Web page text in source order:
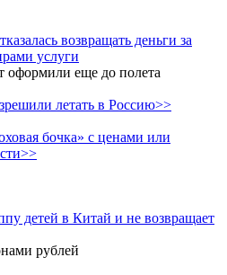
возвращать деньги за
услуги
оформили еще до полета
летать в Россию>>
бочка» с ценами или
детей в Китай и не возвращает
рублей